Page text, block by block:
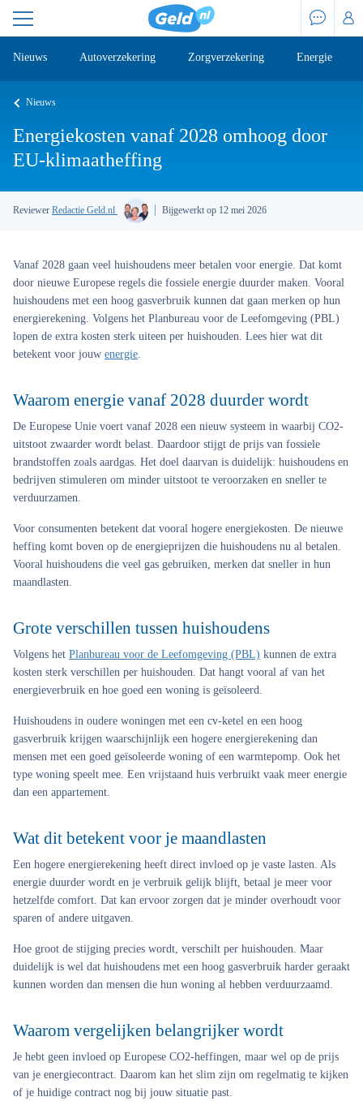
Nieuws Autoverzekering Zorgverzekering Energie
Nieuws
Energiekosten vanaf 2028 omhoog door
EU-klimaatheffing
Reviewer Redactie Geld.nl Bijgewerkt op 12 mei 2026
Vanaf 2028 gaan veel huishoudens meer betalen voor energie. Dat komt
door nieuwe Europese regels die fossiele energie duurder maken. Vooral
huishoudens met een hoog gasverbruik kunnen dat gaan merken op hun
energierekening. Volgens het Planbureau voor de Leefomgeving (PBL)
lopen de extra kosten sterk uiteen per huishouden. Lees hier wat dit
betekent voor jouw energie.
Waarom energie vanaf 2028 duurder wordt
De Europese Unie voert vanaf 2028 een nieuw systeem in waarbij CO2-
uitstoot zwaarder wordt belast. Daardoor stijgt de prijs van fossiele
brandstoffen zoals aardgas. Het doel daarvan is duidelijk: huishoudens en
bedrijven stimuleren om minder uitstoot te veroorzaken en sneller te
verduurzamen.
Voor consumenten betekent dat vooral hogere energiekosten. De nieuwe
heffing komt boven op de energieprijzen die huishoudens nu al betalen.
Vooral huishoudens die veel gas gebruiken, merken dat sneller in hun
maandlasten.
Grote verschillen tussen huishoudens
Volgens het Planbureau voor de Leefomgeving (PBL) kunnen de extra
kosten sterk verschillen per huishouden. Dat hangt vooral af van het
energieverbruik en hoe goed een woning is geïsoleerd.
Huishoudens in oudere woningen met een cv-ketel en een hoog
gasverbruik krijgen waarschijnlijk een hogere energierekening dan
mensen met een goed geïsoleerde woning of een warmtepomp. Ook het
type woning speelt mee. Een vrijstaand huis verbruikt vaak meer energie
dan een appartement.
Wat dit betekent voor je maandlasten
Een hogere energierekening heeft direct invloed op je vaste lasten. Als
energie duurder wordt en je verbruik gelijk blijft, betaal je meer voor
hetzelfde comfort. Dat kan ervoor zorgen dat je minder overhoudt voor
sparen of andere uitgaven.
Hoe groot de stijging precies wordt, verschilt per huishouden. Maar
duidelijk is wel dat huishoudens met een hoog gasverbruik harder geraakt
kunnen worden dan mensen die hun woning al hebben verduurzaamd.
Waarom vergelijken belangrijker wordt
Je hebt geen invloed op Europese CO2-heffingen, maar wel op de prijs
van je energiecontract. Daarom kan het slim zijn om regelmatig te kijken
of je huidige contract nog bij jouw situatie past.